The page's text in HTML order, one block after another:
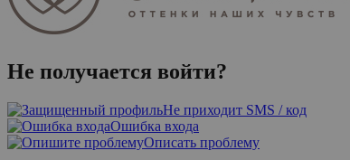
Не получается войти?
Не приходит SMS / код
Ошибка входа
Описать проблему